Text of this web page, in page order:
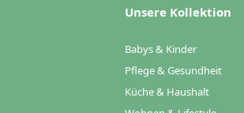
Unsere Kollektion
Babys & Kinder
Pflege & Gesundheit
Küche & Haushalt